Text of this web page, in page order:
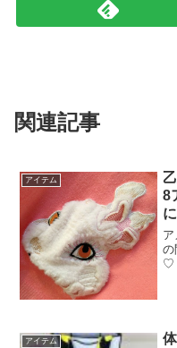
関連記事
アイテム
8
の
♡
アイテム